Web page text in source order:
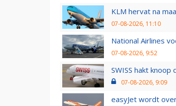
KLM hervat na
07-08-2026, 11:10
National Airlines
07-08-2026, 9:52
SWISS hakt
07-08-2026, 9:09
easyJet wordt